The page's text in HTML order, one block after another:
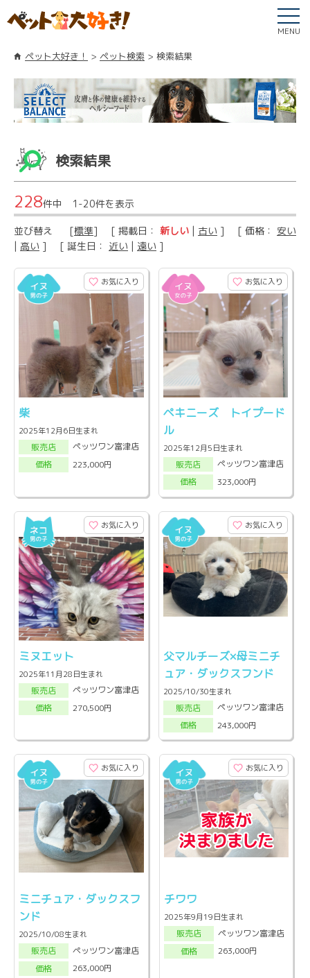
MENU
ペット大好き！ ペット検索 検索結果
検索結果
228件中 1-20件を表示
並び替え [標準] [ 掲載日： 新しい | 古い ] [ 価格： 安い
| 高い ] [ 誕生日： 近い | 遠い ]
お気に入り
柴
2025年12月6日生まれ
販売店
ペッツワン富津店
価格
223,000円
お気に入り
ペキニーズ トイプード
ル
2025年12月5日生まれ
販売店
ペッツワン富津店
価格
323,000円
お気に入り
ミヌエット
2025年11月28日生まれ
販売店
ペッツワン富津店
価格
270,500円
お気に入り
父マルチーズ×母ミニチ
ュア・ダックスフンド
2025/10/30生まれ
販売店
ペッツワン富津店
価格
243,000円
お気に入り
ミニチュア・ダックスフ
ンド
2025/10/08生まれ
販売店
ペッツワン富津店
価格
263,000円
お気に入り
チワワ
2025年9月19日生まれ
販売店
ペッツワン富津店
価格
263,000円